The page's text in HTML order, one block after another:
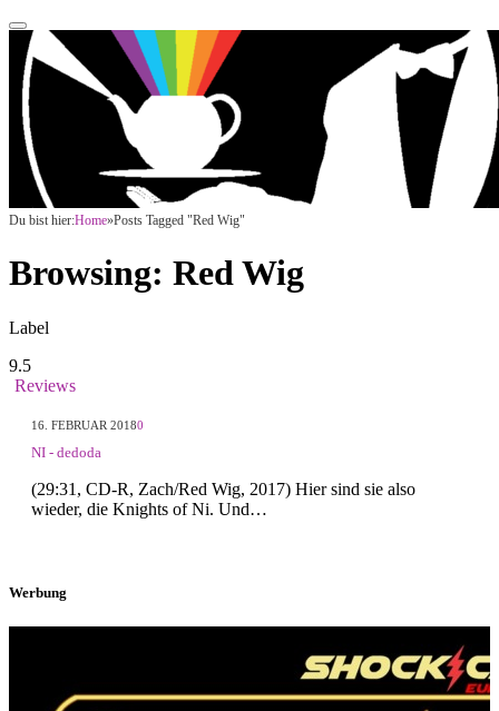
Du bist hier:Home»Posts Tagged "Red Wig"
Browsing: Red Wig
Label
9.5
Reviews
16. FEBRUAR 20180
NI - dedoda
(29:31, CD-R, Zach/Red Wig, 2017) Hier sind sie also
wieder, die Knights of Ni. Und…
Werbung